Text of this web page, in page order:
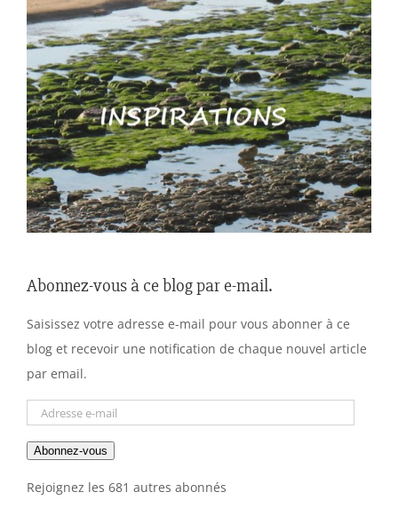
Abonnez-vous à ce blog par e-mail.
Saisissez votre adresse e-mail pour vous abonner à ce
blog et recevoir une notification de chaque nouvel article
par email.
Adresse
mail
Abonnez-vous
Rejoignez les 681 autres abonnés